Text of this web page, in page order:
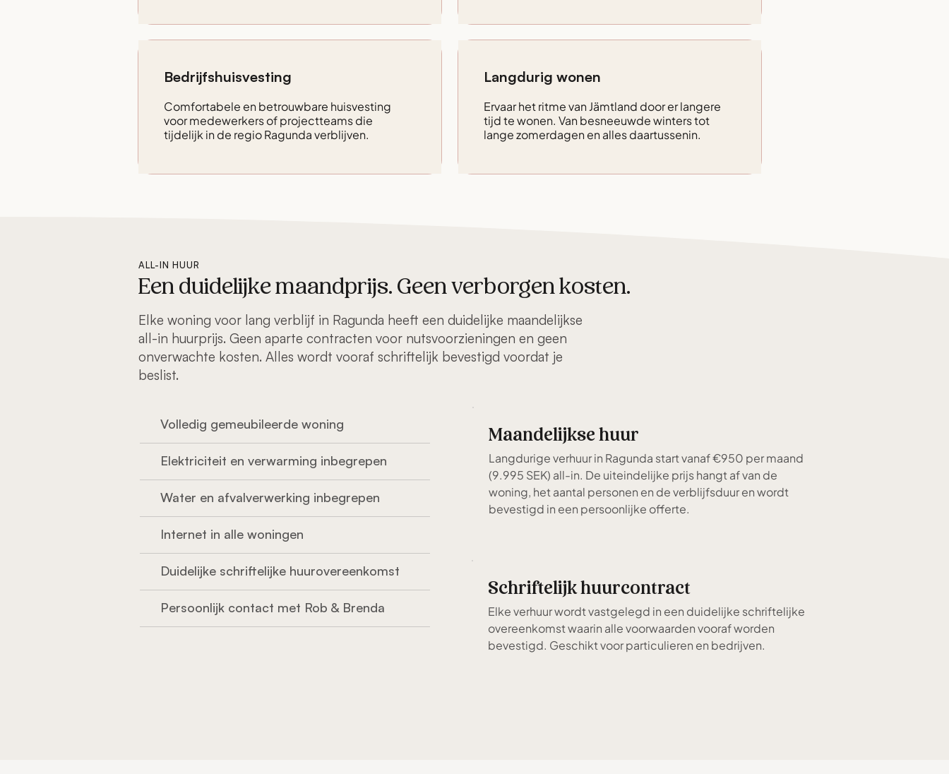
Bedrijfshuisvesting
Comfortabele en betrouwbare huisvesting
voor medewerkers of projectteams die
tijdelijk in de regio Ragunda verblijven.
Langdurig wonen
Ervaar het ritme van Jämtland door er langere
tijd te wonen. Van besneeuwde winters tot
lange zomerdagen en alles daartussenin.
ALL-IN HUUR
Een duidelijke maandprijs. Geen verborgen kosten.
Elke woning voor lang verblijf in Ragunda heeft een duidelijke maandelijkse
all-in huurprijs. Geen aparte contracten voor nutsvoorzieningen en geen
onverwachte kosten. Alles wordt vooraf schriftelijk bevestigd voordat je
beslist.
Volledig gemeubileerde woning
Elektriciteit en verwarming inbegrepen
Water en afvalverwerking inbegrepen
Internet in alle woningen
Duidelijke schriftelijke huurovereenkomst
Persoonlijk contact met Rob & Brenda
Maandelijkse huur
Langdurige verhuur in Ragunda start vanaf €950 per maand
(9.995 SEK) all-in. De uiteindelijke prijs hangt af van de
woning, het aantal personen en de verblijfsduur en wordt
bevestigd in een persoonlijke offerte.
Schriftelijk huurcontract
Elke verhuur wordt vastgelegd in een duidelijke schriftelijke
overeenkomst waarin alle voorwaarden vooraf worden
bevestigd. Geschikt voor particulieren en bedrijven.